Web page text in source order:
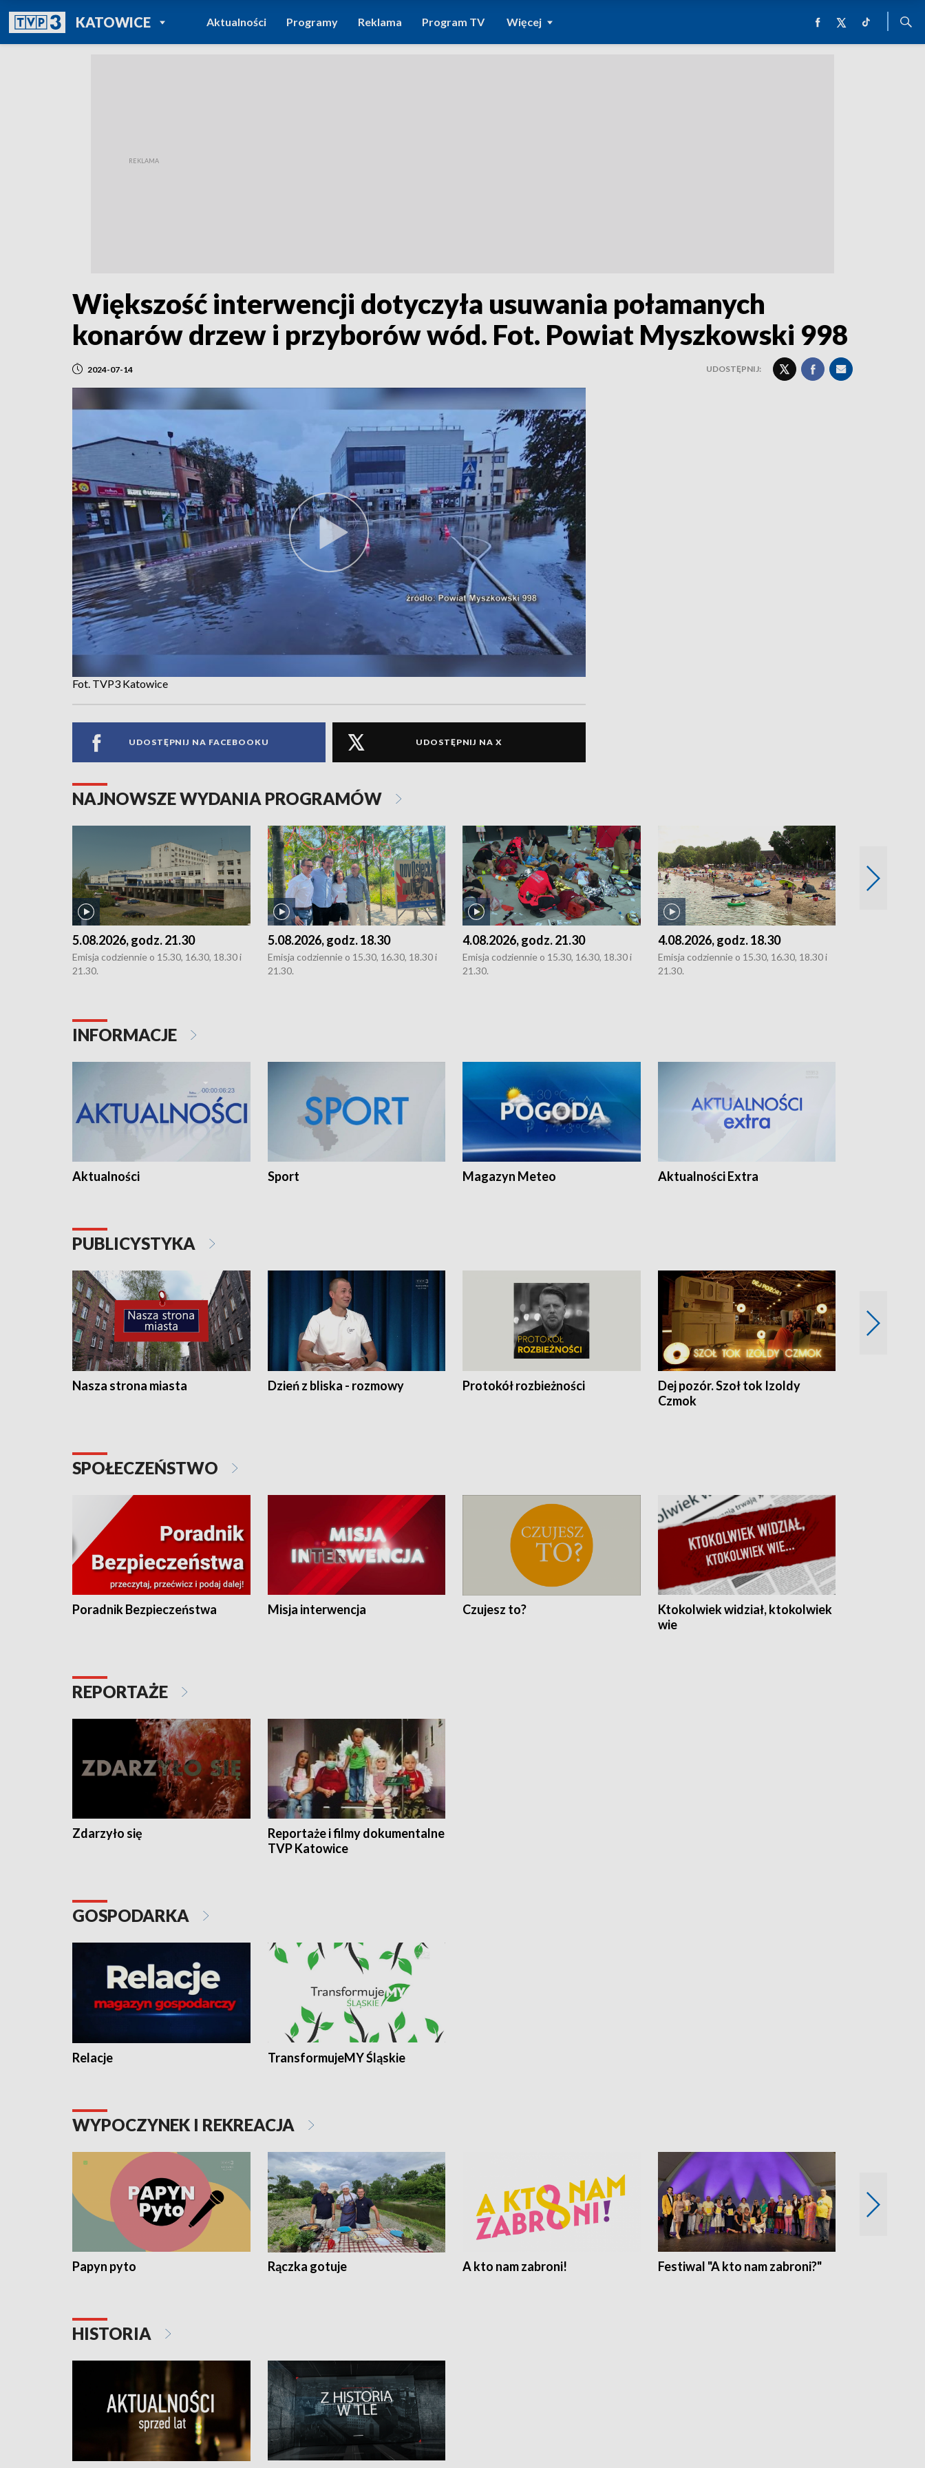
KATOWICEPOWRÓT DO
TVP REGIONY
Aktualności Programy Reklama Program TV Więcej
Większość interwencji dotyczyła usuwania połamanych
konarów drzew i przyborów wód. Fot. Powiat Myszkowski 998
2024-07-14 UDOSTĘPNIJ:
Fot. TVP3 Katowice
UDOSTĘPNIJ NA FACEBOOKU UDOSTĘPNIJ NA X
NAJNOWSZE WYDANIA PROGRAMÓW
5.08.2026, godz. 21.30
Emisja codziennie o 15.30, 16.30, 18.30 i
21.30.
5.08.2026, godz. 18.30
Emisja codziennie o 15.30, 16.30, 18.30 i
21.30.
4.08.2026, godz. 21.30
Emisja codziennie o 15.30, 16.30, 18.30 i
21.30.
4.08.2026, godz. 18.30
Emisja codziennie o 15.30, 16.30, 18.30 i
21.30.
INFORMACJE
Aktualności Sport Magazyn Meteo Aktualności Extra
PUBLICYSTYKA
Nasza strona miasta Dzień z bliska - rozmowy Protokół rozbieżności
Dej pozór. Szoł tok Izoldy
Czmok
SPOŁECZEŃSTWO
Poradnik Bezpieczeństwa Misja interwencja Czujesz to?
Ktokolwiek widział, ktokolwiek
wie
REPORTAŻE
Zdarzyło się
Reportaże i filmy dokumentalne
TVP Katowice
GOSPODARKA
Relacje TransformujeMY Śląskie
WYPOCZYNEK I REKREACJA
Papyn pyto Rączka gotuje A kto nam zabroni! Festiwal "A kto nam zabroni?"
HISTORIA